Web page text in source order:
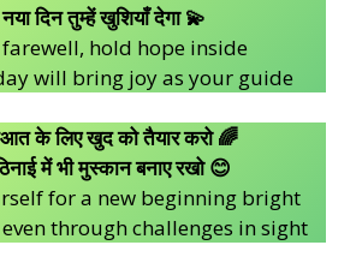
दिन तुम्हें खुशियाँ देगा 💫
hold hope inside
will bring joy as your guide
के लिए खुद को तैयार करो 🌈
में भी मुस्कान बनाए रखो 😊
for a new beginning bright
through challenges in sight